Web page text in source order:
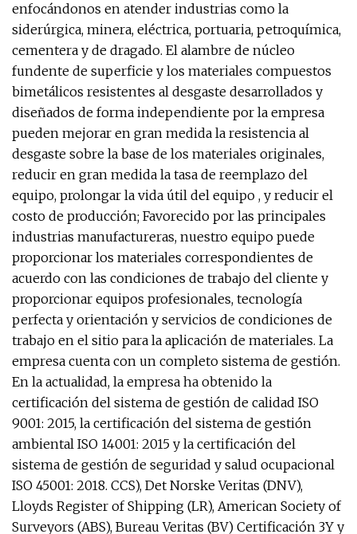
enfocándonos en atender industrias como la
siderúrgica, minera, eléctrica, portuaria, petroquímica,
cementera y de dragado. El alambre de núcleo
fundente de superficie y los materiales compuestos
bimetálicos resistentes al desgaste desarrollados y
diseñados de forma independiente por la empresa
pueden mejorar en gran medida la resistencia al
desgaste sobre la base de los materiales originales,
reducir en gran medida la tasa de reemplazo del
equipo, prolongar la vida útil del equipo , y reducir el
costo de producción; Favorecido por las principales
industrias manufactureras, nuestro equipo puede
proporcionar los materiales correspondientes de
acuerdo con las condiciones de trabajo del cliente y
proporcionar equipos profesionales, tecnología
perfecta y orientación y servicios de condiciones de
trabajo en el sitio para la aplicación de materiales. La
empresa cuenta con un completo sistema de gestión.
En la actualidad, la empresa ha obtenido la
certificación del sistema de gestión de calidad ISO
9001: 2015, la certificación del sistema de gestión
ambiental ISO 14001: 2015 y la certificación del
sistema de gestión de seguridad y salud ocupacional
ISO 45001: 2018. CCS), Det Norske Veritas (DNV),
Lloyds Register of Shipping (LR), American Society of
Surveyors (ABS), Bureau Veritas (BV) Certificación 3Y y